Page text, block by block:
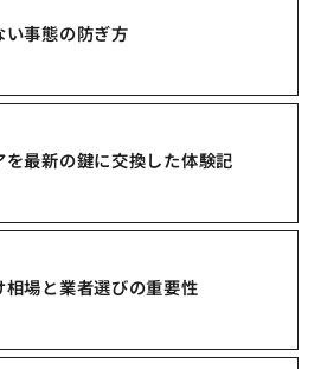
事態の防ぎ方
最新の鍵に交換した体験記
場と業者選びの重要性